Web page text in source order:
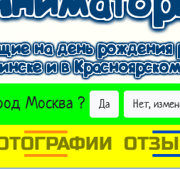
на день рождения
и в
Москва ? Да Нет,
ВЫБРАТЬ ДРУГОЙ ГОРОД